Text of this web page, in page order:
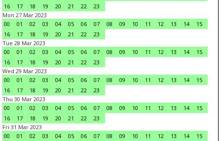
16
17 18 19 20 21 22
23
Mon 27 Mar 2023
00
01 02 03 04 05 06 07 08 09 10 11 12 13 14
15
16
17 18 19 20 21 22
23
Tue 28 Mar 2023
00
01 02 03 04 05 06 07 08 09 10 11 12 13 14
15
16
17 18 19 20 21 22
23
Wed 29 Mar 2023
00
01 02 03 04 05 06 07 08 09 10 11 12 13 14
15
16
17 18 19 20 21 22
23
Thu 30 Mar 2023
00
01 02 03 04 05 06 07 08 09 10 11 12 13 14
15
16
17 18 19 20 21 22
23
Fri 31 Mar 2023
00
01 02 03 04 05 06 07 08 09 10 11 12 13 14
15